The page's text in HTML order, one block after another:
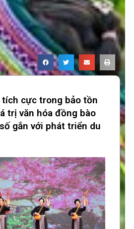
tích cực trong bảo tồn
trị văn hóa đồng bào
gắn với phát triển du